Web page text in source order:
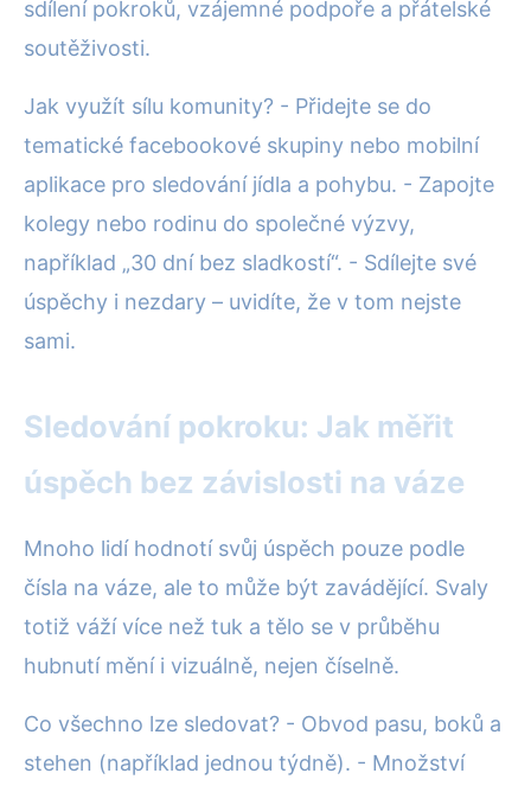
sdílení pokroků, vzájemné podpoře a přátelské
soutěživosti.
Jak využít sílu komunity? - Přidejte se do
tematické facebookové skupiny nebo mobilní
aplikace pro sledování jídla a pohybu. - Zapojte
kolegy nebo rodinu do společné výzvy,
například „30 dní bez sladkostí“. - Sdílejte své
úspěchy i nezdary – uvidíte, že v tom nejste
sami.
Sledování pokroku: Jak měřit
úspěch bez závislosti na váze
Mnoho lidí hodnotí svůj úspěch pouze podle
čísla na váze, ale to může být zavádějící. Svaly
totiž váží více než tuk a tělo se v průběhu
hubnutí mění i vizuálně, nejen číselně.
Co všechno lze sledovat? - Obvod pasu, boků a
stehen (například jednou týdně). - Množství